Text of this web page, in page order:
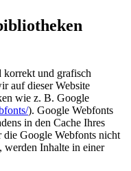
korrekt und grafisch
auf dieser Website
wie z. B. Google
). Google Webfonts
in den Cache Ihres
die Google Webfonts nicht
werden Inhalte in einer